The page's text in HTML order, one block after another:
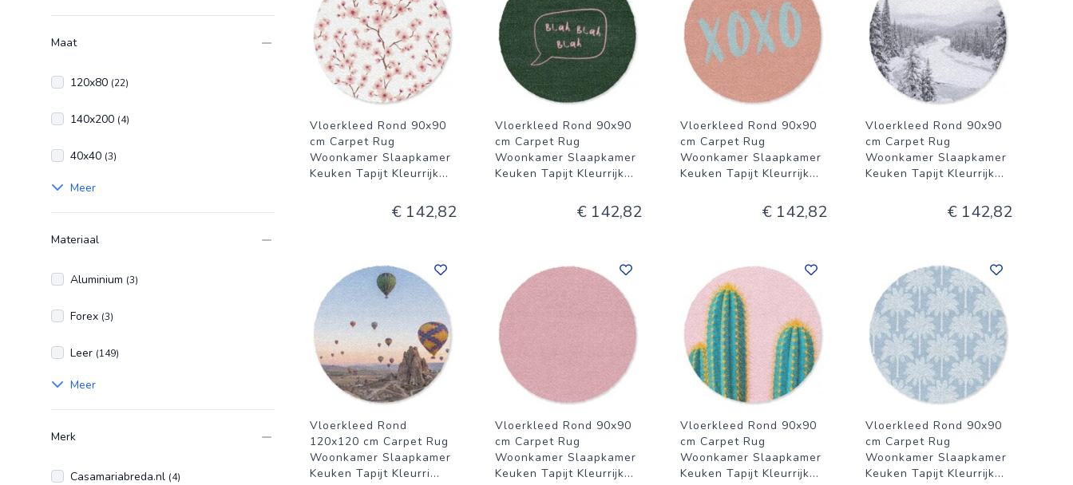
Maat
120x80 (22)
140x200 (4)
40x40 (3)
Meer
Materiaal
Aluminium (3)
Forex (3)
Leer (149)
Meer
Merk
Casamariabreda.nl (4)
Vloerkleed Rond 90x90
cm Carpet Rug
Woonkamer Slaapkamer
Keuken Tapijt Kleurrijk...
€ 142,82
Vloerkleed Rond 90x90
cm Carpet Rug
Woonkamer Slaapkamer
Keuken Tapijt Kleurrijk...
€ 142,82
Vloerkleed Rond 90x90
cm Carpet Rug
Woonkamer Slaapkamer
Keuken Tapijt Kleurrijk...
€ 142,82
Vloerkleed Rond 90x90
cm Carpet Rug
Woonkamer Slaapkamer
Keuken Tapijt Kleurrijk...
€ 142,82
Vloerkleed Rond
120x120 cm Carpet Rug
Woonkamer Slaapkamer
Keuken Tapijt Kleurri...
Vloerkleed Rond 90x90
cm Carpet Rug
Woonkamer Slaapkamer
Keuken Tapijt Kleurrijk...
Vloerkleed Rond 90x90
cm Carpet Rug
Woonkamer Slaapkamer
Keuken Tapijt Kleurrijk...
Vloerkleed Rond 90x90
cm Carpet Rug
Woonkamer Slaapkamer
Keuken Tapijt Kleurrijk...